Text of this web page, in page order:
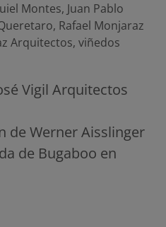
Montes, Juan Pablo
, Rafael Monjaraz
Arquitectos, viñedos
Vigil Arquitectos
de Werner Aisslinger
de Bugaboo en